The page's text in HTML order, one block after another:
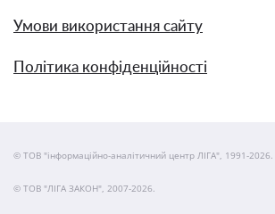
Умови використання сайту
Політика конфіденційності
© ТОВ "інформаційно-аналітичний центр ЛІГА", 1991-2026.
© ТОВ "ЛІГА ЗАКОН", 2007-2026.